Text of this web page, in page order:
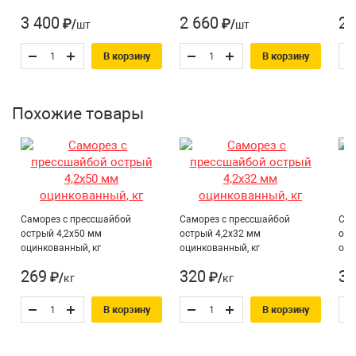
Количество штук в кг:
Назначение*: Для металла
Усиленный крепеж: Нет
3 400 ₽/шт
В корзину
2 660 ₽/шт
В корзину
2
Похожие товары
Саморез с прессшайбой
острый 4,2х50 мм
оцинкованный, кг
269 ₽/кг
В корзину
Саморез с прессшайбой
острый 4,2х32 мм
оцинкованный, кг
320 ₽/кг
В корзину